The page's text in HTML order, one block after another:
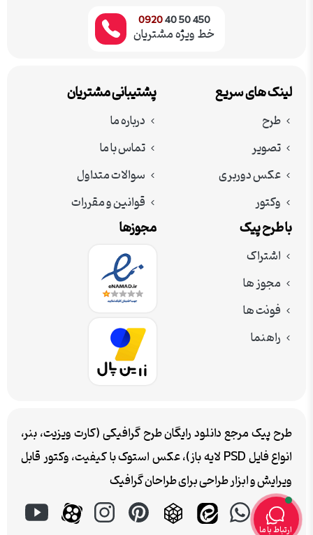
450 50 40
0920
خط ویژه مشتریان
لینک های سریع
طرح
تصویر
عکس دوربری
وکتور
پشتیبانی مشتریان
درباره ما
تماس با ما
سوالات متداول
قوانین و مقررات
با طرح پیک
اشتراک
مجوز ها
فونت ها
راهنما
مجوزها
طرح پیک مرجع دانلود رایگان طرح گرافیکی (کارت ویزیت، بنر،
انواع فایل PSD لایه باز)، عکس استوک با کیفیت، وکتور قابل
ویرایش و ابزار طراحی برای طراحان گرافیک
ارتباط با ما